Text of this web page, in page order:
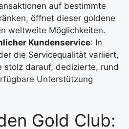
auf bestimmte
öffnet dieser goldene
weltweite Möglichkeiten.
Kundenservice: In
die Servicequalität variiert,
stolz darauf, dedizierte, rund
Unterstützung
Gold Club: